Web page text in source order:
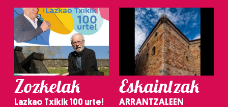
Zozketak
Lazkao Txikik 100 urte!
Eskaintzak
ARRANTZALEEN